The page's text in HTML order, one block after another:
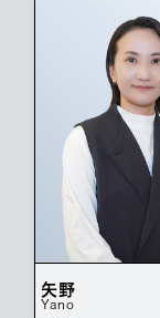
矢野
Yano